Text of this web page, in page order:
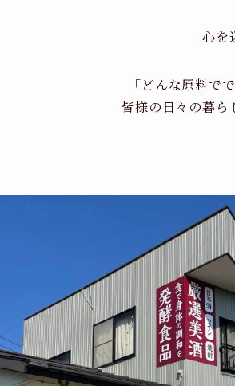
心を
「どんな原料で
皆様の日々の暮ら